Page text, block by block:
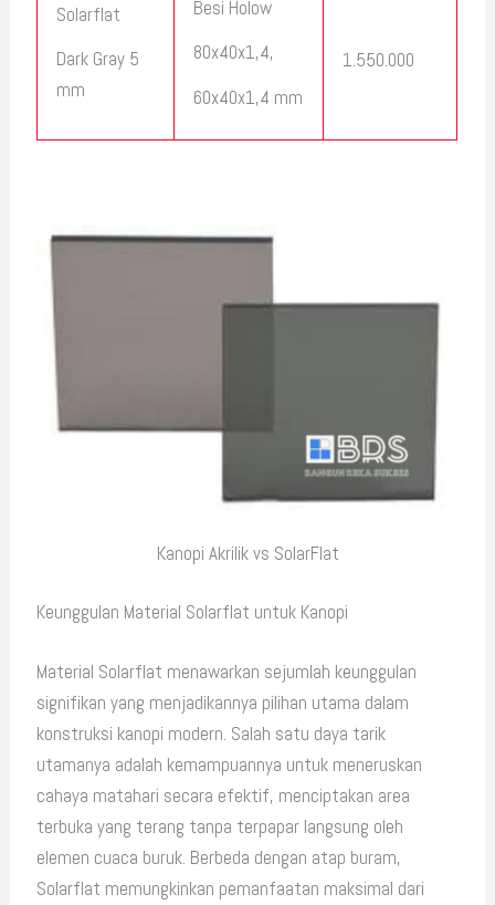
Solarflat
Dark Gray 5
mm
Besi Holow
80x40x1,4,
60x40x1,4 mm
1.550.000
Kanopi Akrilik vs SolarFlat
Keunggulan Material Solarflat untuk Kanopi
Material Solarflat menawarkan sejumlah keunggulan
signifikan yang menjadikannya pilihan utama dalam
konstruksi kanopi modern. Salah satu daya tarik
utamanya adalah kemampuannya untuk meneruskan
cahaya matahari secara efektif, menciptakan area
terbuka yang terang tanpa terpapar langsung oleh
elemen cuaca buruk. Berbeda dengan atap buram,
Solarflat memungkinkan pemanfaatan maksimal dari